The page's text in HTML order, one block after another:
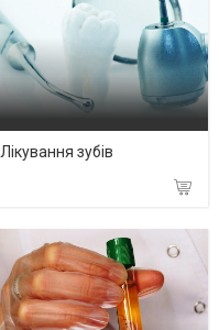
Лікування зубів